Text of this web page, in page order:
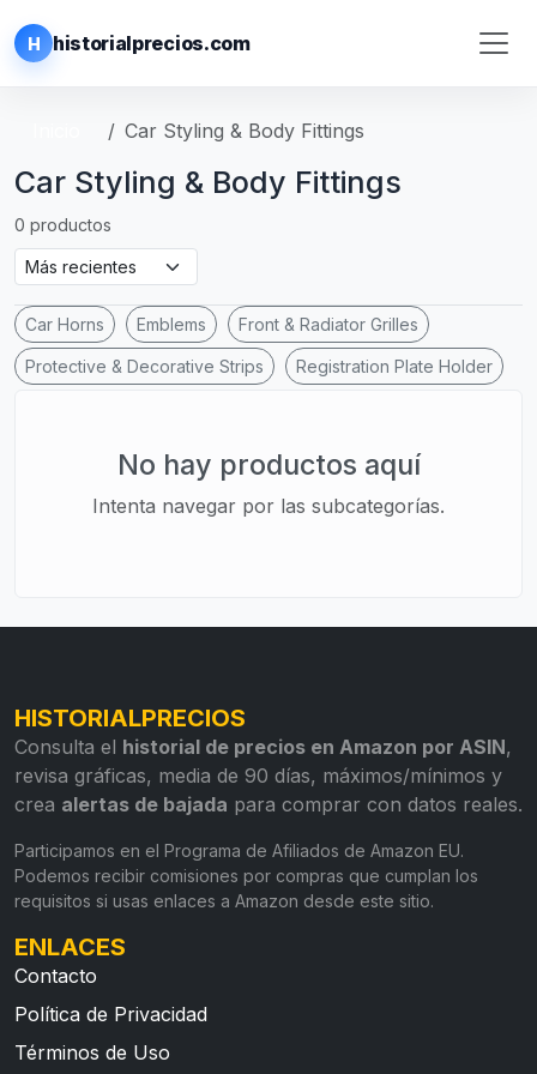
H historialprecios.com
Car Styling & Body Fittings
Car Styling & Body Fittings
0 productos
Car Horns Emblems Front & Radiator Grilles
Protective & Decorative Strips Registration Plate Holder
No hay productos aquí
Intenta navegar por las subcategorías.
HISTORIALPRECIOS
Consulta el historial de precios en Amazon por ASIN,
revisa gráficas, media de 90 días, máximos/mínimos y
crea alertas de bajada para comprar con datos reales.
Participamos en el Programa de Afiliados de Amazon EU.
Podemos recibir comisiones por compras que cumplan los
requisitos si usas enlaces a Amazon desde este sitio.
ENLACES
Contacto
Política de Privacidad
Términos de Uso